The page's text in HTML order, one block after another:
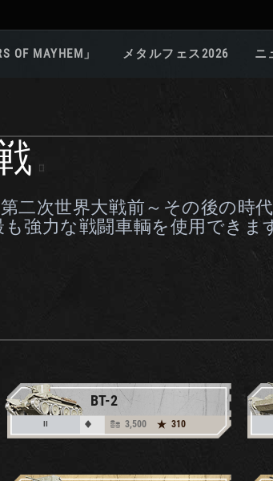
OF MAYHEM」 メタルフェス2026 ニ
二次世界大戦前～その後の時
強力な戦闘車輌を使用できま
BT-2
II 3,500 310